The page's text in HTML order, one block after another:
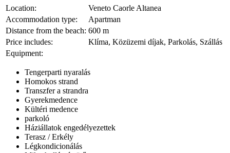
Location:
Veneto Caorle Altanea
Accommodation type:
Apartman
Distance from the beach: 600 m
Price includes:
Klíma, Közüzemi díjak, Parkolás, Szállás
Equipment:
Tengerparti nyaralás
Homokos strand
Transzfer a strandra
Gyerekmedence
Kültéri medence
parkoló
Háziállatok engedélyezettek
Terasz / Erkély
Légkondicionálás